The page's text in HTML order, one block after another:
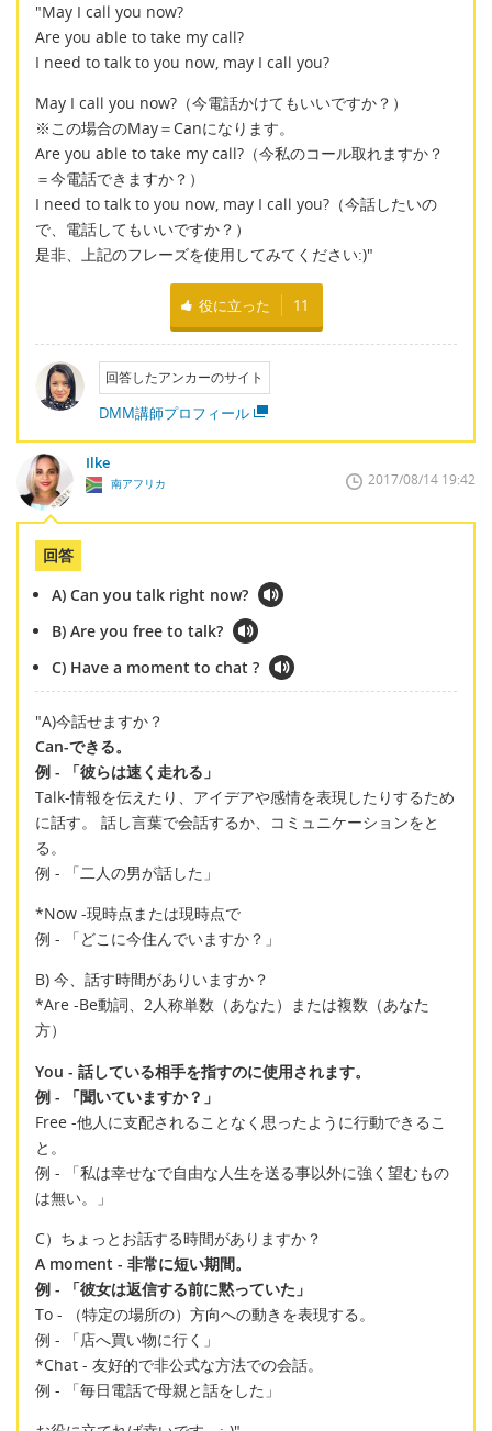
"May I call you now?
Are you able to take my call?
I need to talk to you now, may I call you?
May I call you now?（今電話かけてもいいですか？）
※この場合のMay＝Canになります。
Are you able to take my call?（今私のコール取れますか？
＝今電話できますか？）
I need to talk to you now, may I call you?（今話したいの
で、電話してもいいですか？）
是非、上記のフレーズを使用してみてください:)"
役に立った 11
回答したアンカーのサイト
DMM講師プロフィール
Ilke
南アフリカ 2017/08/14 19:42
回答
A) Can you talk right now?
B) Are you free to talk?
C) Have a moment to chat ?
"A)今話せますか？
Can-できる。
例 - 「彼らは速く走れる」
Talk-情報を伝えたり、アイデアや感情を表現したりするため
に話す。 話し言葉で会話するか、コミュニケーションをと
る。
例 - 「二人の男が話した」
*Now -現時点または現時点で
例 - 「どこに今住んでいますか？」
B) 今、話す時間がありいますか？
*Are -Be動詞、2人称単数（あなた）または複数（あなた
方）
You - 話している相手を指すのに使用されます。
例 - 「聞いていますか？」
Free -他人に支配されることなく思ったように行動できるこ
と。
例 - 「私は幸せなで自由な人生を送る事以外に強く望むもの
は無い。」
C）ちょっとお話する時間がありますか？
A moment - 非常に短い期間。
例 - 「彼女は返信する前に黙っていた」
To - （特定の場所の）方向への動きを表現する。
例 - 「店へ買い物に行く」
*Chat - 友好的で非公式な方法での会話。
例 - 「毎日電話で母親と話をした」